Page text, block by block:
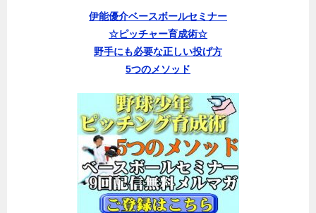
伊能優介ベースボールセミナー
☆ピッチャー育成術☆
野手にも必要な正しい投げ方
5つのメソッド